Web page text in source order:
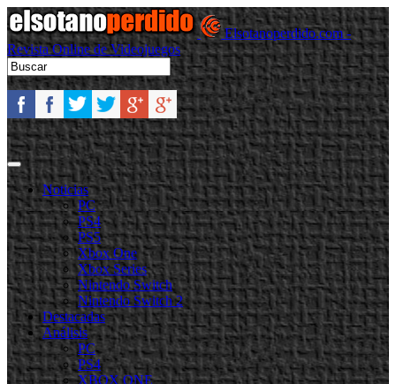
Elsotanoperdido.com -
Revista Online de Videojuegos
Noticias
PC
PS4
PS5
Xbox One
Xbox Series
Nintendo Switch
Nintendo Switch 2
Destacadas
Análisis
PC
PS4
XBOX ONE